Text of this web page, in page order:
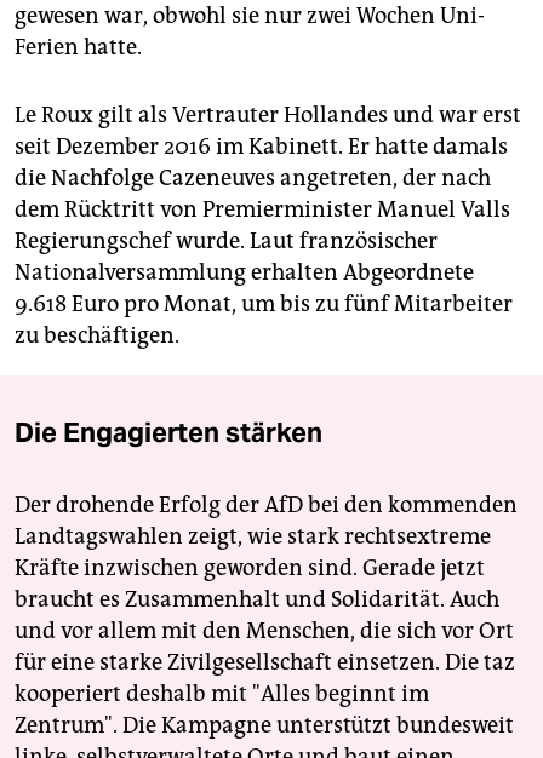
gewesen war, obwohl sie nur zwei Wochen Uni-
Ferien hatte.
Le Roux gilt als Vertrauter Hollandes und war erst
seit Dezember 2016 im Kabinett. Er hatte damals
die Nachfolge Cazeneuves angetreten, der nach
dem Rücktritt von Premierminister Manuel Valls
Regierungschef wurde. Laut französischer
Nationalversammlung erhalten Abgeordnete
9.618 Euro pro Monat, um bis zu fünf Mitarbeiter
zu beschäftigen.
Die Engagierten stärken
Der drohende Erfolg der AfD bei den kommenden
Landtagswahlen zeigt, wie stark rechtsextreme
Kräfte inzwischen geworden sind. Gerade jetzt
braucht es Zusammenhalt und Solidarität. Auch
und vor allem mit den Menschen, die sich vor Ort
für eine starke Zivilgesellschaft einsetzen. Die taz
kooperiert deshalb mit "Alles beginnt im
Zentrum". Die Kampagne unterstützt bundesweit